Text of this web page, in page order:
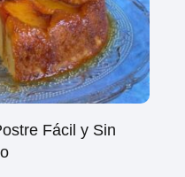
Fácil y Sin